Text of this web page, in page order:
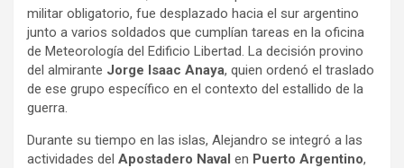
militar obligatorio, fue desplazado hacia el sur argentino
junto a varios soldados que cumplían tareas en la oficina
de Meteorología del Edificio Libertad. La decisión provino
del almirante Jorge Isaac Anaya, quien ordenó el traslado
de ese grupo específico en el contexto del estallido de la
guerra.
Durante su tiempo en las islas, Alejandro se integró a las
actividades del Apostadero Naval en Puerto Argentino,